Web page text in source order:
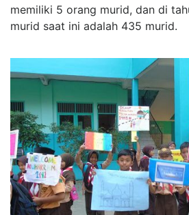
memiliki 5 orang murid, dan di
murid saat ini adalah 435 murid.